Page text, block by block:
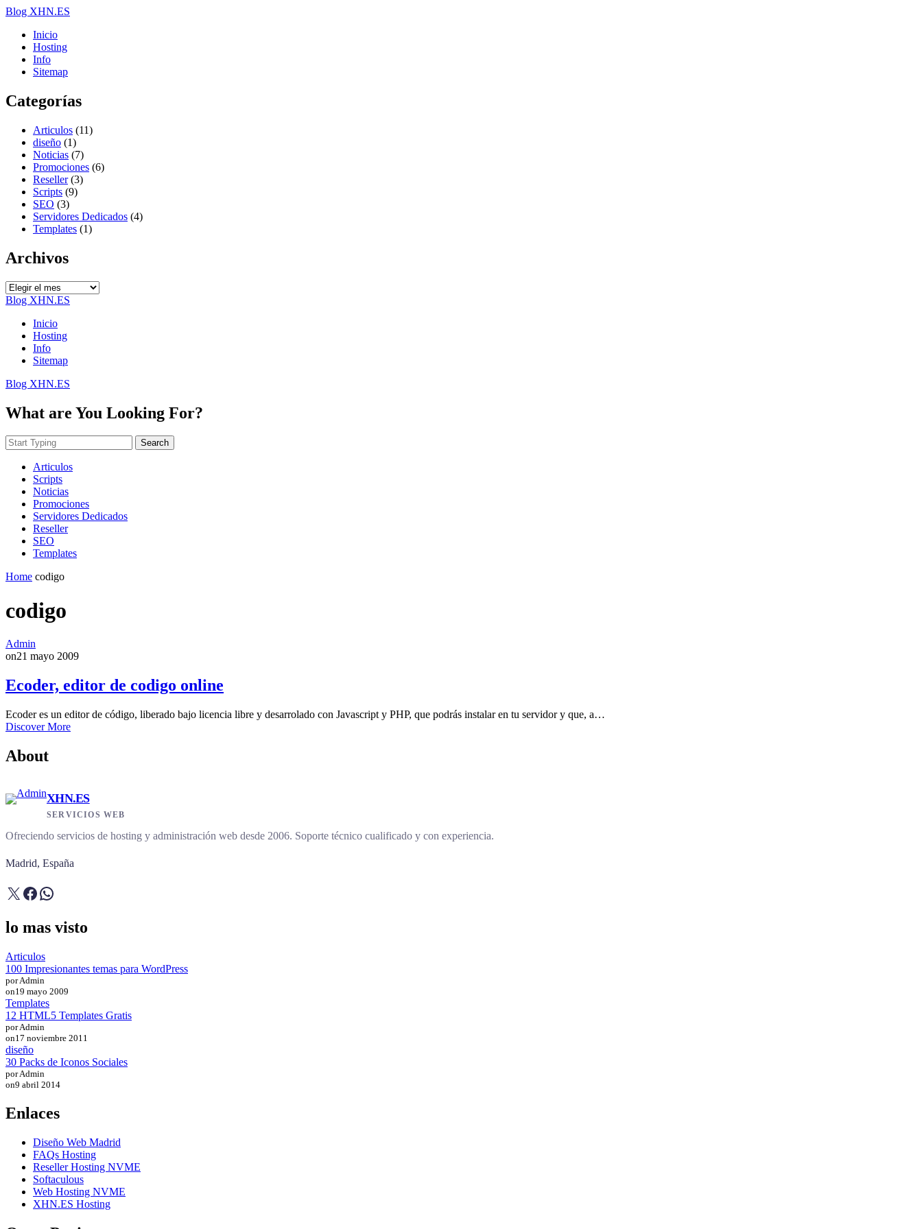
Blog XHN.ES
Inicio
Hosting
Info
Sitemap
Categorías
Articulos (11)
diseño (1)
Noticias (7)
Promociones (6)
Reseller(3)
Scripts (9)
SEO (3)
Servidores Dedicados (4)
Templates (1)
Archivos
Archivos
Blog XHN.ES
Inicio
Hosting
Info
Sitemap
Blog XHN.ES
What are You Looking For?
Search
Articulos
Scripts
Noticias
Promociones
Servidores Dedicados
Reseller
SEO
Templates
Home codigo
codigo
Admin
on21 mayo 2009
Ecoder, editor de codigo online
Ecoder es un editor de código, liberado bajo licencia libre y desarrolado con Javascript y PHP, que podrás instalar en tu servidor y que, a…
Discover More
About
XHN.ES
SERVICIOS WEB
Ofreciendo servicios de hosting y administración web desde 2006. Soporte técnico cualificado y con experiencia.
Madrid, España
X Facebook
WhatsApp
lo mas visto
Articulos
100 Impresionantes temas para WordPress
por Admin
on19 mayo 2009
Templates
12 HTML5 Templates Gratis
por Admin
on17 noviembre 2011
diseño
30 Packs de Iconos Sociales
por Admin
on9 abril 2014
Enlaces
Diseño Web Madrid
FAQs Hosting
Reseller Hosting NVME
Softaculous
Web Hosting NVME
XHN.ES Hosting